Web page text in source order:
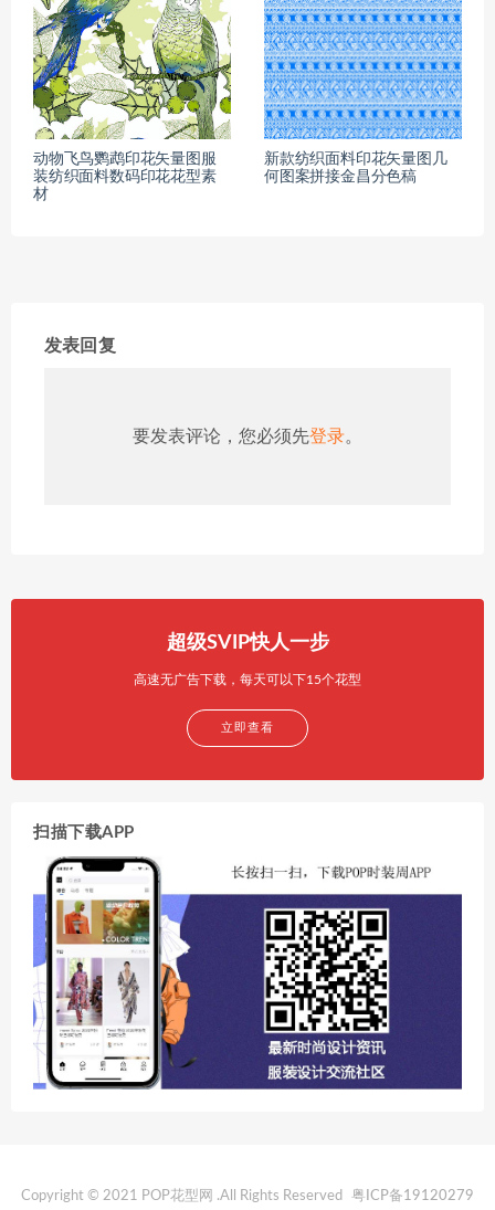
动物飞鸟鹦鹉印花矢量图服
装纺织面料数码印花花型素
材
新款纺织面料印花矢量图几
何图案拼接金昌分色稿
发表回复
要发表评论，您必须先登录。
超级SVIP快人一步
高速无广告下载，每天可以下15个花型
立即查看
扫描下载APP
Copyright © 2021 POP花型网 .All Rights Reserved 粤ICP备19120279